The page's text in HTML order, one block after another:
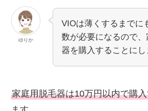
ゆりか
VIOは薄くするまでに
数が必要になるので
器を購入することにし
家庭用脱毛器は10万円以内で購